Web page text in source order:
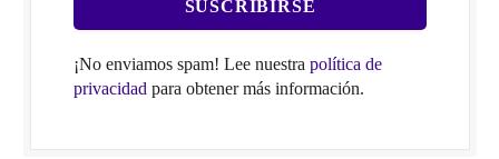
¡No enviamos spam! Lee nuestra política de
privacidad para obtener más información.